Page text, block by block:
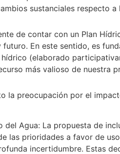
sustanciales respecto
de contar con un Plan
En este sentido, es
(elaborado
más valioso de nuestra
la preocupación por el
del Agua: La propuesta de
las prioridades a favor de
incertidumbre. Estas